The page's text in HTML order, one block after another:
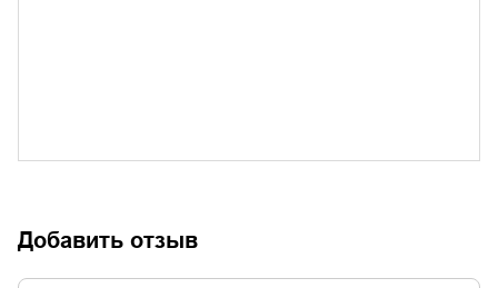
Добавить отзыв